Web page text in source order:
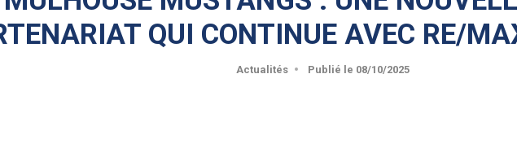
QUI CONTINUE AVEC RE/
Actualités Publié le 08/10/2025